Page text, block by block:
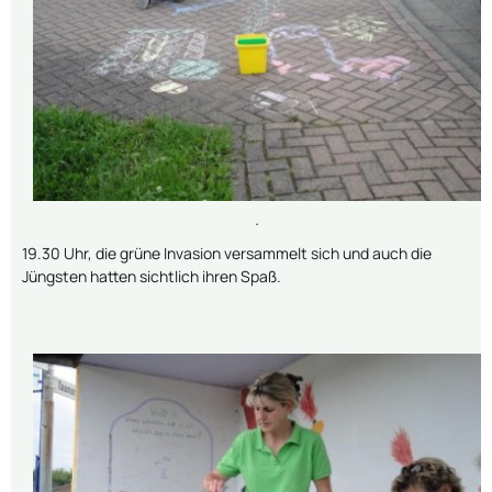
.
19.30 Uhr, die grüne Invasion versammelt sich und auch die
Jüngsten hatten sichtlich ihren Spaß.